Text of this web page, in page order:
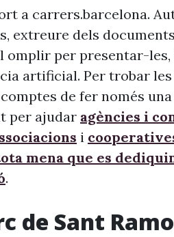
a carrers.barcelona.
extreure dels
omplir per presentar-
artificial. Per trobar
de fer només
per ajudar agències i
i
mena que es
.
de Sant